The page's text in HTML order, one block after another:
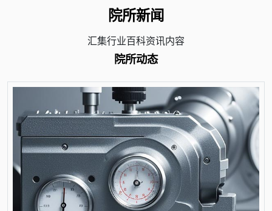
院所新闻
汇集行业百科资讯内容
院所动态